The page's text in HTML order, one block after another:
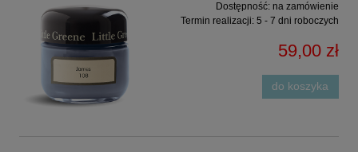
Dostępność: na zamówienie
Termin realizacji: 5 - 7 dni roboczych
59,00 zł
do koszyka